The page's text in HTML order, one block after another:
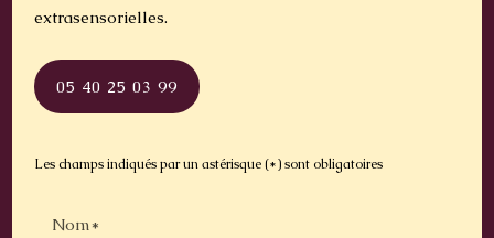
extrasensorielles.
05 40 25 03 99
Les champs indiqués par un astérisque (*) sont obligatoires
Nom*